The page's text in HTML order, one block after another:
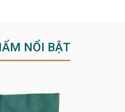
NỔI BẬT